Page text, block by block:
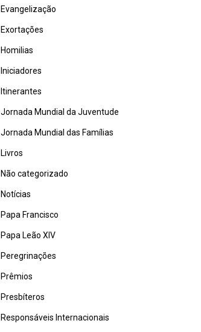
Evangelização
Exortações
Homilias
Iniciadores
Itinerantes
Jornada Mundial da Juventude
Jornada Mundial das Famílias
Livros
Não categorizado
Notícias
Papa Francisco
Papa Leão XIV
Peregrinações
Prêmios
Presbíteros
Responsáveis Internacionais